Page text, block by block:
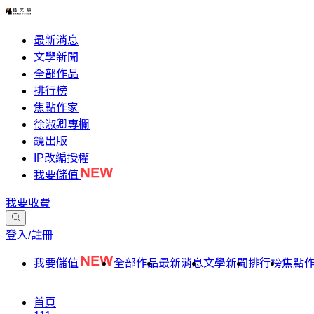
最新消息
文學新聞
全部作品
排行榜
焦點作家
徐淑卿專欄
鏡出版
IP改編授權
我要儲值
我要收費
登入/註冊
我要儲值 全部作品最新消息文學新聞排行榜焦點
首頁